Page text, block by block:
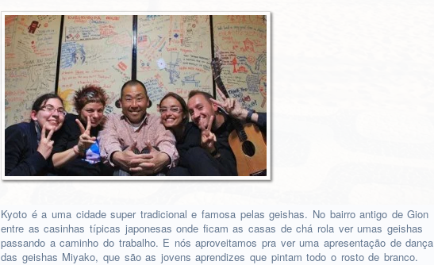
Kyoto é a uma cidade super tradicional e famosa pelas geishas. No bairro antigo de Gion
entre as casinhas típicas japonesas onde ficam as casas de chá rola ver umas geishas
passando a caminho do trabalho. E nós aproveitamos pra ver uma apresentação de dança
das geishas Miyako, que são as jovens aprendizes que pintam todo o rosto de branco.